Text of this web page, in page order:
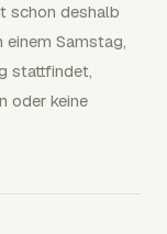
schon deshalb
einem Samstag,
stattfindet,
oder keine